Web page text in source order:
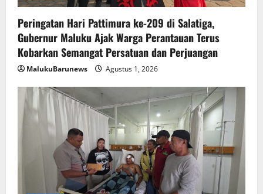
Peringatan Hari Pattimura ke-209 di Salatiga,
Gubernur Maluku Ajak Warga Perantauan Terus
Kobarkan Semangat Persatuan dan Perjuangan
MalukuBarunews Agustus 1, 2026